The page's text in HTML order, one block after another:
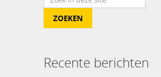
Recente berichten